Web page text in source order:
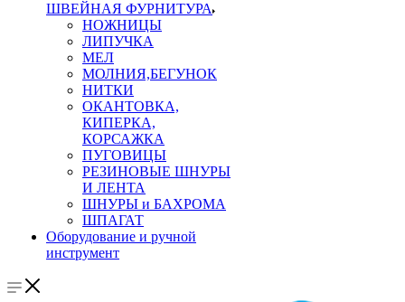
ШВЕЙНАЯ ФУРНИТУРА
НОЖНИЦЫ
ЛИПУЧКА
МЕЛ
МОЛНИЯ,БЕГУНОК
НИТКИ
ОКАНТОВКА,
КИПЕРКА,
КОРСАЖКА
ПУГОВИЦЫ
РЕЗИНОВЫЕ ШНУРЫ
И ЛЕНТА
ШНУРЫ и БАХРОМА
ШПАГАТ
Оборудование и ручной
инструмент